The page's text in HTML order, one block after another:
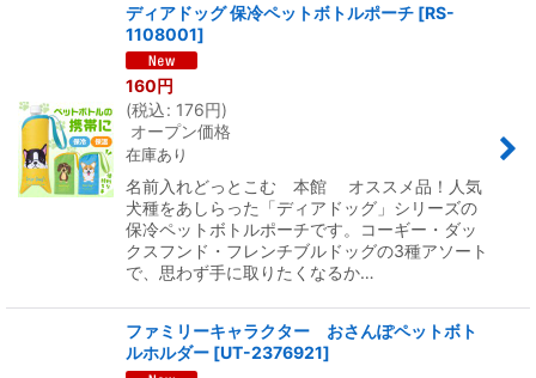
ディアドッグ 保冷ペットボトルポーチ [RS-
1108001]
160円
(税込: 176円)
オープン価格
在庫あり
名前入れどっとこむ 本館 オススメ品！人気
犬種をあしらった「ディアドッグ」シリーズの
保冷ペットボトルポーチです。コーギー・ダッ
クスフンド・フレンチブルドッグの3種アソート
で、思わず手に取りたくなるか…
ファミリーキャラクター おさんぽペットボト
ルホルダー [UT-2376921]